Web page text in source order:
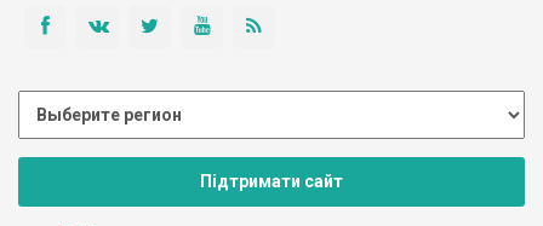
Підтримати сайт